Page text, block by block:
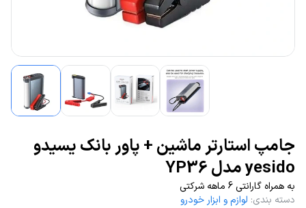
جامپ استارتر ماشین + پاور بانک یسیدو
yesido مدل YP36
به همراه گارانتی 6 ماهه شرکتی
دسته بندی: لوازم و ابزار خودرو